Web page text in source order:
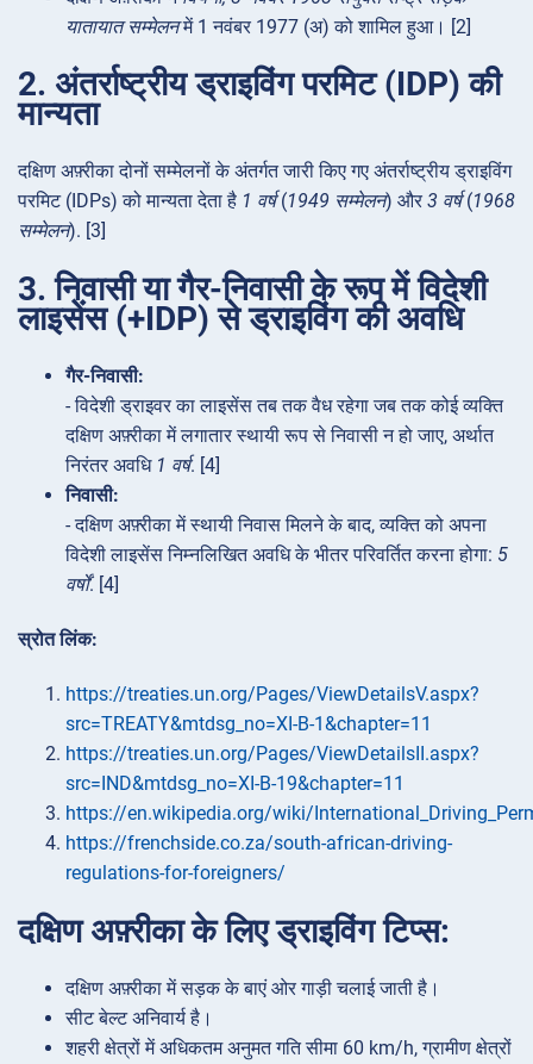
यातायात सम्मेलनमें 1 नवंबर 1977 (अ) को शामिल हुआ। [2]
2. अंतर्राष्ट्रीय ड्राइविंग परमिट (IDP) की
मान्यता
दक्षिण अफ़्रीका दोनों सम्मेलनों के अंतर्गत जारी किए गए अंतर्राष्ट्रीय ड्राइविंग
परमिट (IDPs) को मान्यता देता है 1 वर्ष(1949 सम्मेलन) और 3 वर्ष(1968
सम्मेलन). [3]
3. निवासी या गैर-निवासी के रूप में विदेशी
लाइसेंस (+IDP) से ड्राइविंग की अवधि
गैर-निवासी:
- विदेशी ड्राइवर का लाइसेंस तब तक वैध रहेगा जब तक कोई व्यक्ति
दक्षिण अफ़्रीका में लगातार स्थायी रूप से निवासी न हो जाए, अर्थात
निरंतर अवधि 1 वर्ष. [4]
निवासी:
- दक्षिण अफ़्रीका में स्थायी निवास मिलने के बाद, व्यक्ति को अपना
विदेशी लाइसेंस निम्नलिखित अवधि के भीतर परिवर्तित करना होगा: 5
वर्षों. [4]
स्रोत लिंक:
https://treaties.un.org/Pages/ViewDetailsV.aspx?
src=TREATY&mtdsg_no=XI-B-1&chapter=11
https://treaties.un.org/Pages/ViewDetailsII.aspx?
src=IND&mtdsg_no=XI-B-19&chapter=11
https://en.wikipedia.org/wiki/
https://frenchside.co.za/south-african-driving-
regulations-for-foreigners/
दक्षिण अफ़्रीका के लिए ड्राइविंग टिप्स:
दक्षिण अफ़्रीका में सड़क के बाएं ओर गाड़ी चलाई जाती है।
सीट बेल्ट अनिवार्य है।
शहरी क्षेत्रों में अधिकतम अनुमत गति सीमा 60 km/h, ग्रामीण क्षेत्रों